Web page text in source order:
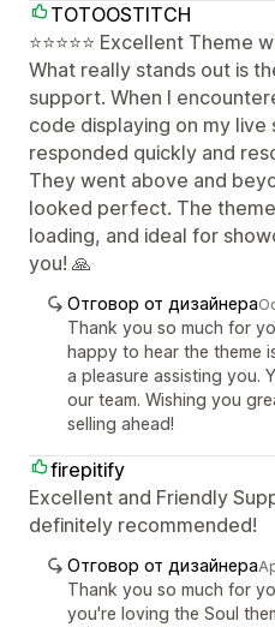
TOTOOSTITCH
⭐⭐⭐⭐⭐ Excellent
What really stands out is
support. When I
code displaying on my live
responded quickly and
They went above and
looked perfect. The
loading, and ideal for
you! 🙏
Отговор от дизайнера
Thank you so much for
happy to hear the theme
a pleasure assisting you.
our team. Wishing you
selling ahead!
firepitify
Excellent and Friendly
definitely recommended!
Отговор от дизайнера
Thank you so much for
you're loving the Soul